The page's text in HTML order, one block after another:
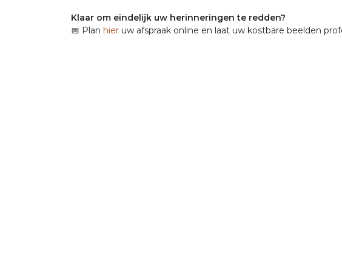
Klaar om eindelijk uw herinneringen te redden?
📅 Plan hier uw afspraak online en laat uw kostbare beelden